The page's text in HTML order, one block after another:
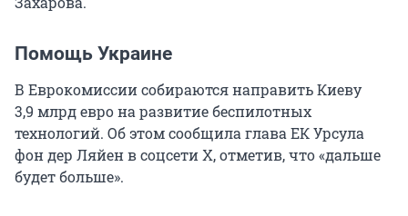
Помощь Украине
В Еврокомиссии собираются направить Киеву
3,9 млрд евро на развитие беспилотных
технологий. Об этом сообщила глава ЕК Урсула
фон дер Ляйен в соцсети Х, отметив, что «дальше
будет больше».